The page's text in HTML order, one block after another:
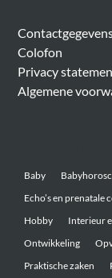
Colofon
Privacy
Algemene
Baby
Echo’s en prenatale
Hobby
Interieur
Ontwikkeling
Praktische zaken